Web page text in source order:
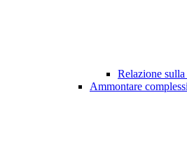
Relazione
Ammontare